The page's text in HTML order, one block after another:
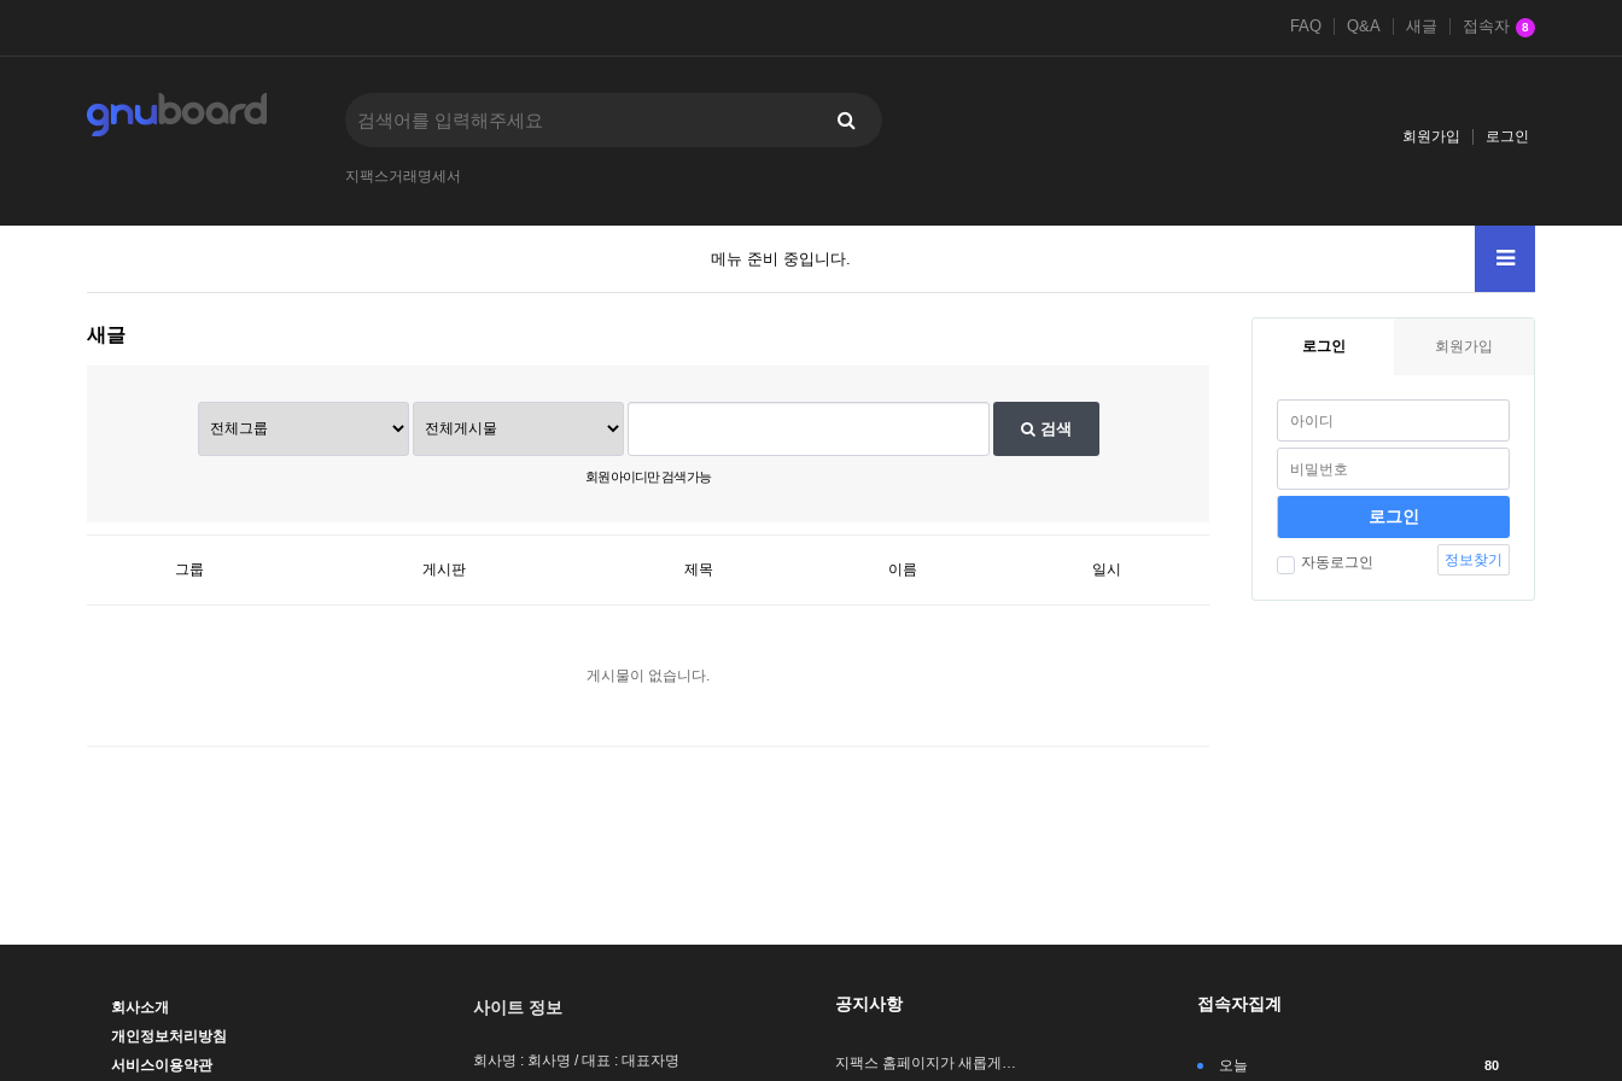
FAQ Q&A 새글 접속자 8
지팩스거래명세서
회원가입 로그인
메뉴 준비 중입니다.
새글
검색
회원 아이디만 검색 가능
그룹 게시판 제목 이름 일시
게시물이 없습니다.
로그인 회원가입
자동로그인 정보찾기
회사소개
개인정보처리방침
서비스이용약관
사이트 정보
회사명 : 회사명 / 대표 : 대표자명
공지사항
지팩스 홈페이지가 새롭게…
접속자집계
오늘 80